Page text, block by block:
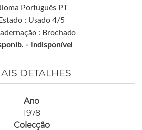
Português PT
: Usado 4/5
: Brochado
- Indisponível
DETALHES
Ano
1978
Colecção